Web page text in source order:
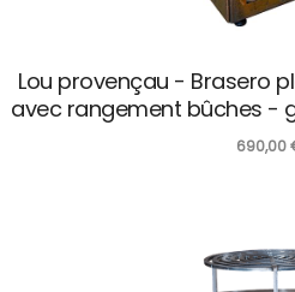
Lou provençau - Brasero
avec rangement bûches -
690,00